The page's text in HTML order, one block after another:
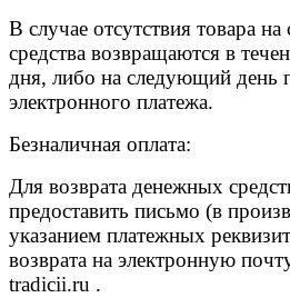
В случае отсутствия товара
средства возвращаются в
дня, либо на следующий день
электронного платежа.
Безналичная оплата:
Для возврата денежных
предоставить письмо (в
указанием платежных
возврата на электронную
tradicii.ru .